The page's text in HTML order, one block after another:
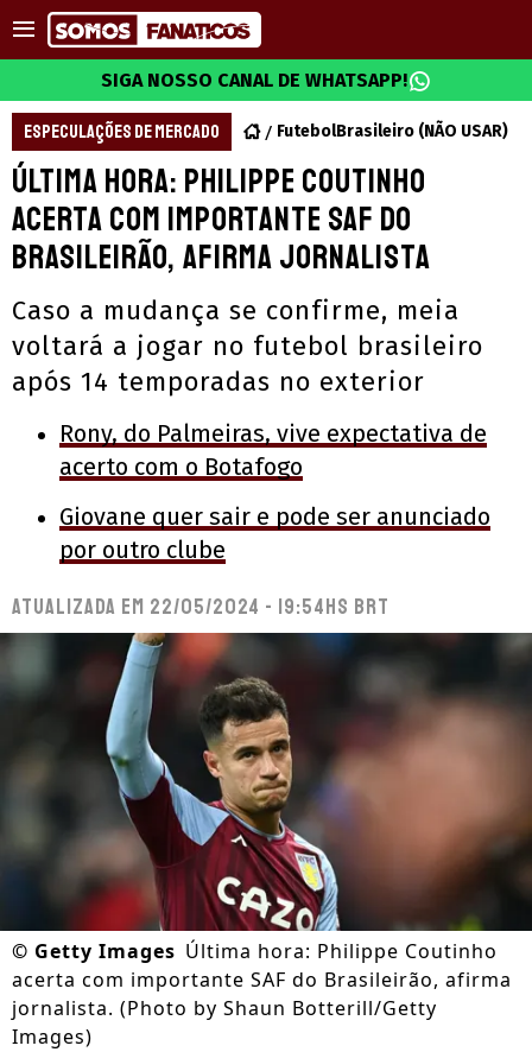
SIGA NOSSO CANAL DE WHATSAPP!
ESPECULAÇÕES DE MERCADO FutebolBrasileiro (NÃO USAR)
Última hora: Philippe Coutinho
acerta com importante SAF do
Brasileirão, afirma jornalista
Caso a mudança se confirme, meia
voltará a jogar no futebol brasileiro
após 14 temporadas no exterior
Rony, do Palmeiras, vive expectativa de
acerto com o Botafogo
Giovane quer sair e pode ser anunciado
por outro clube
Atualizada em 22/05/2024 - 19:54hs BRT
© Getty Images Última hora: Philippe Coutinho
acerta com importante SAF do Brasileirão, afirma
jornalista. (Photo by Shaun Botterill/Getty
Images)